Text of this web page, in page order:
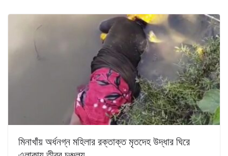
মিনাখাঁয় অর্ধনগ্ন মহিলার রক্তাক্ত মৃতদেহ উদ্ধার ঘিরে